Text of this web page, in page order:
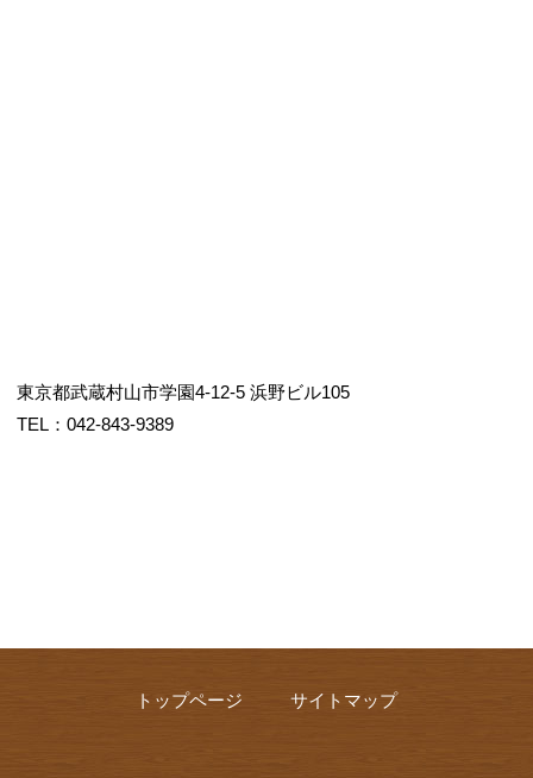
東京都武蔵村山市学園4-12-5 浜野ビル105
TEL：042-843-9389
トップページ サイトマップ